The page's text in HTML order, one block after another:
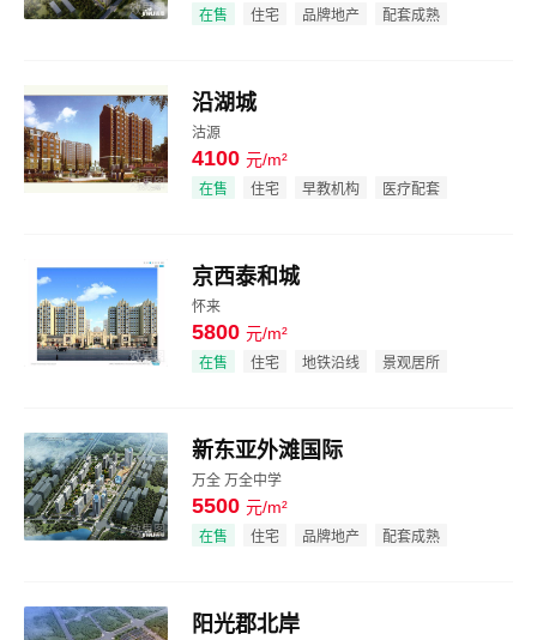
效果图 在售 住宅 品牌地产 配套成熟
效果图
沿湖城
沽源
4100 元/m²
在售 住宅 早教机构 医疗配套
效果图
京西泰和城
怀来
5800 元/m²
在售 住宅 地铁沿线 景观居所
效果图
新东亚外滩国际
万全 万全中学
5500 元/m²
在售 住宅 品牌地产 配套成熟
阳光郡北岸